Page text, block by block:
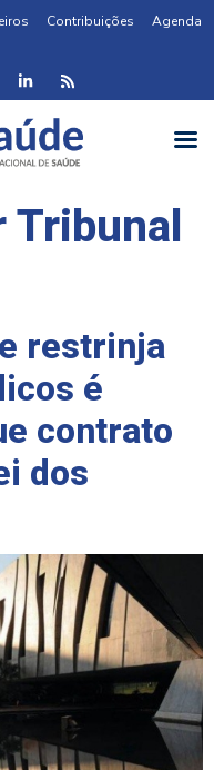
Contribuições
Agenda
Tribunal
restrinja
é
contrato
dos